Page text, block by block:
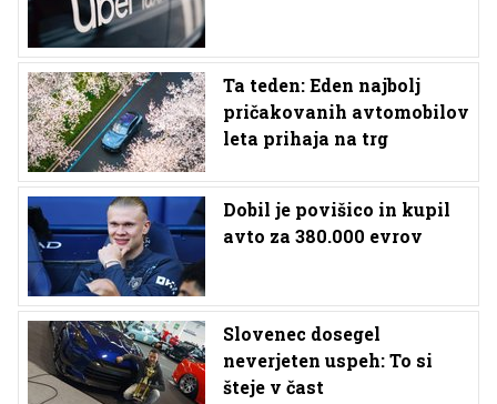
Ta teden: Eden najbolj
pričakovanih avtomobilov
leta prihaja na trg
Dobil je povišico in kupil
avto za 380.000 evrov
Slovenec dosegel
neverjeten uspeh: To si
šteje v čast